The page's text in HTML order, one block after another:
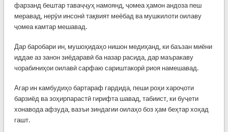
фарзанд бештар таваҷҷуҳ намоянд, ҷомеа ҳамон андоза пеш
меравад, нерӯи инсонӣ тақвият меёбад ва мушкилоти оилаву
ҷомеа камтар мешавад.
Дар баробари ин, мушоҳидаҳо нишон медиҳанд, ки баъзан миёни
иддае аз занон зиёдаравӣ ба назар расида, дар маъракаву
чорабиниҳои оилавӣ сарфаю сариштакорӣ риоя намешавад.
Агар ин камбудиҳо бартараф гардида, пеши роҳи хароҷоти
барзиёд ва зоҳирпарастӣ гирифта шавад, табиист, ки буҷети
хонавода афзуда, вазъи зиндагии оилаҳо боз ҳам беҳтар хоҳад
гашт.